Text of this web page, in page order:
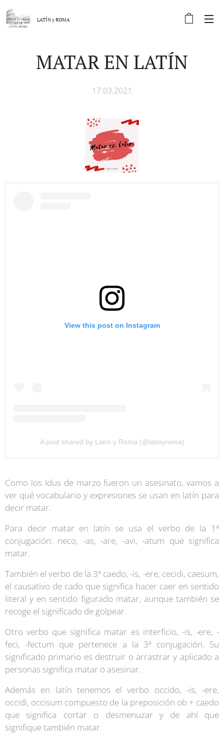
LATÍN yROMA
MATAR EN LATÍN
17.03.2021
View this post on Instagram
A post shared by Latín y Roma (@latinyroma)
Como los Idus de marzo fueron un asesinato, vamos a
ver qué vocabulario y expresiones se usan en latín para
decir matar.
Para decir matar en latín se usa el verbo de la 1ª
conjugación: neco, -as, -are, -avi, -atum que significa
matar.
También el verbo de la 3ª caedo, -is, -ere, cecidi, caesum,
el causativo de cado que significa hacer caer en sentido
literal y en sentido figurado matar, aunque también se
recoge el significado de golpear.
Otro verbo que significa matar es interficio, -is, -ere, -
feci, -fectum que pertenece a la 3ª conjugación. Su
significado primario es destruir o arrastrar y aplicado a
personas significa matar o asesinar.
Además en latín tenemos el verbo occido, -is, -ere,
occidi, occisum compuesto de la preposición ob + caedo
que significa cortar o desmenuzar y de ahí que
signifique también matar.